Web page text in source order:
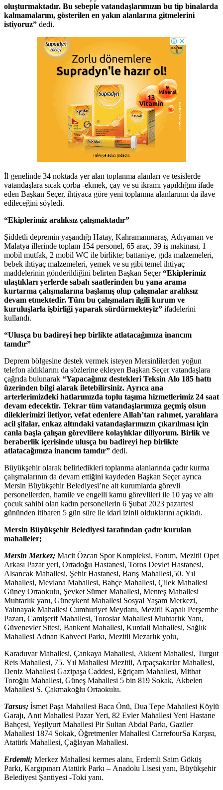
oluşturmaktadır. Bu sebeple vatandaşlarımızın bu tip binalarda
kalmamalarını, gösterilen en yakın alanlarına gitmelerini
istiyoruz” dedi.
İl genelinde 34 noktada yer alan toplanma alanları ve tesislerde
vatandaşlara sıcak çorba -ekmek, çay ve su ikramı yapıldığını ifade
eden Başkan Seçer, ihtiyaca göre yeni toplanma alanlarının da ilave
edileceğini söyledi.
“Ekiplerimiz aralıksız çalışmaktadır”
Şiddetli depremin yaşandığı Hatay, Kahramanmaraş, Adıyaman ve
Malatya illerinde toplam 154 personel, 65 araç, 39 iş makinası, 1
mobil mutfak, 2 mobil WC ile birlikte; battaniye, gıda malzemeleri,
bebek ihtiyaç malzemeleri, yemek ve su gibi temel ihtiyaç
maddelerinin gönderildiğini belirten Başkan Seçer“Ekiplerimiz
ulaştıkları yerlerde sabah saatlerinden bu yana arama
kurtarma çalışmalarına başlamış olup çalışmalar aralıksız
devam etmektedir. Tüm bu çalışmaları ilgili kurum ve
kuruluşlarla işbirliği yaparak sürdürmekteyiz” ifadelerini
kullandı.
“Ulusça bu badireyi hep birlikte atlatacağımıza inancım
tamdır”
Deprem bölgesine destek vermek isteyen Mersinlilerden yoğun
telefon aldıklarını da sözlerine ekleyen Başkan Seçer vatandaşlara
çağrıda bulunarak “Yapacağınız destekleri Teksin Alo 185 hattı
üzerinden bilgi alarak iletebilirsiniz. Ayrıca ana
arterlerimizdeki hatlarımızda toplu taşıma hizmetlerimiz 24 saat
devam edecektir. Tekrar tüm vatandaşlarımıza geçmiş olsun
dileklerimizi iletiyor, vefat edenlere Allah’tan rahmet, yaralılara
acil şifalar, enkaz altındaki vatandaşlarımızın çıkarılması için
canla başla çalışan görevlilere kolaylıklar diliyorum. Birlik ve
beraberlik içerisinde ulusça bu badireyi hep birlikte
atlatacağımıza inancım tamdır” dedi.
Büyükşehir olarak belirledikleri toplanma alanlarında çadır kurma
çalışmalarının da devam ettiğini kaydeden Başkan Seçer ayrıca
Mersin Büyükşehir Belediyesi’ne ait kurumlarda görevli
personellerden, hamile ve engelli kamu görevlileri ile 10 yaş ve altı
çocuk sahibi olan kadın personellerin 6 Şubat 2023 pazartesi
gününden itibaren 5 gün süre ile idari izinli olduklarını açıkladı.
Mersin Büyükşehir Belediyesi tarafından çadır kurulan
mahalleler;
Mersin Merkez; Macit Özcan Spor Kompleksi, Forum, Mezitli Opet
Arkası Pazar yeri, Ortadoğu Hastanesi, Toros Devlet Hastanesi,
Alsancak Mahallesi, Şehir Hastanesi, Barış Mahallesi,50. Yıl
Mahallesi, Mevlana Mahallesi, Bahçe Mahallesi, Çilek Mahallesi
Güney Ortaokulu, Şevket Sümer Mahallesi, Menteş Mahallesi
Muhtarlık yanı, Güneykent Mahallesi Sosyal Yaşam Merkezi,
Yalınayak Mahallesi Cumhuriyet Meydanı, Mezitli Kapalı Perşembe
Pazarı, Camişerif Mahallesi, Toroslar Mahallesi Muhtarlık Yanı,
Güvenevler Sitesi, Batıkent Mahallesi, Kurdali Mahallesi, Sağlık
Mahallesi Adnan Kahveci Parkı, Mezitli Mezarlık yolu,
Karaduvar Mahallesi, Çankaya Mahallesi, Akkent Mahallesi, Turgut
Reis Mahallesi, 75. Yıl Mahallesi Mezitli, Arpaçsakarlar Mahallesi,
Deniz Mahallesi Gazipaşa Caddesi, Eğriçam Mahallesi, Mithat
Toroğlu Mahallesi, Güneş Mahallesi 5 bin 819 Sokak, Akbelen
Mahallesi S. Çakmakoğlu Ortaokulu.
Tarsus; İsmet Paşa Mahallesi Baca Önü, Dua Tepe Mahallesi Köylü
Garajı, Anıt Mahallesi Pazar Yeri, 82 Evler Mahallesi Yeni Hastane
Bahçesi, Yeşilyurt Mahallesi Pir Sultan Abdal Parkı, Gaziler
Mahallesi 1874 Sokak, Öğretmenler Mahallesi CarrefourSa Karşısı,
Atatürk Mahallesi, Çağlayan Mahallesi.
Erdemli; Merkez Mahallesi kermes alanı, Erdemli Saim Göküş
Parkı, Kargıpınarı Atatürk Parkı – Anadolu Lisesi yanı, Büyükşehir
Belediyesi Şantiyesi -Toki yanı.